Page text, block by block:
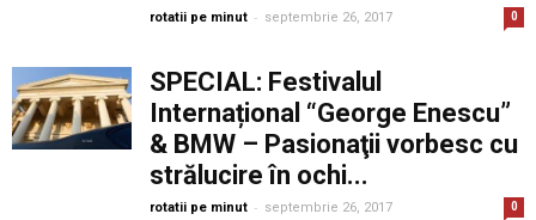
rotatii pe minut - septembrie 26, 2017 0
SPECIAL: Festivalul
Internațional “George Enescu”
& BMW – Pasionaţii vorbesc cu
strălucire în ochi...
rotatii pe minut - septembrie 26, 2017 0